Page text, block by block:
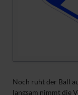
Noch ruht der Ball
langsam nimmt die